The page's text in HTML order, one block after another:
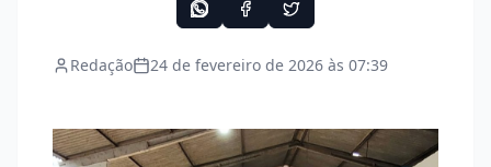
Redação 24 de fevereiro de 2026 às 07:39